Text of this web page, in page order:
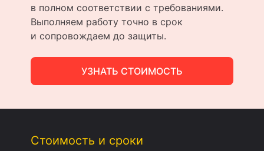
в полном соответствии с требованиями.
Выполняем работу точно в срок
и сопровождаем до защиты.
УЗНАТЬ СТОИМОСТЬ
Стоимость и сроки